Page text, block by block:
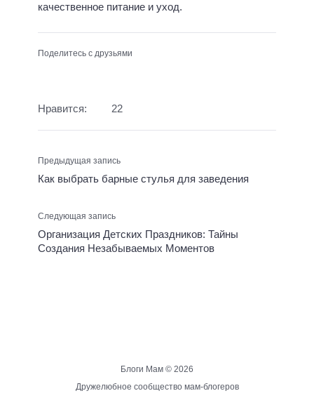
качественное питание и уход.
Поделитесь с друзьями
Нравится: 22
Предыдущая запись
Как выбрать барные стулья для заведения
Следующая запись
Организация Детских Праздников: Тайны
Создания Незабываемых Моментов
Блоги Мам © 2026
Дружелюбное сообщество мам-блогеров